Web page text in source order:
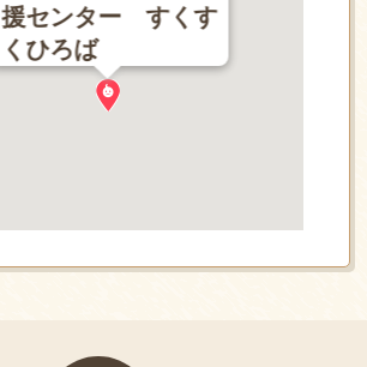
援センター すくす
くひろば